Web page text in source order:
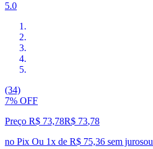
5.0
(34)
7% OFF
Preço R$ 73,78R$ 73,78
no Pix Ou 1x de R$ 75,36 sem jurosou